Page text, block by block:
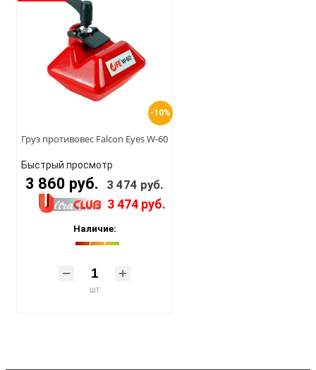
-10%
Груз противовес Falcon Eyes W-60
Быстрый просмотр
3 860 руб. 3 474 руб.
3 474 руб.
Наличие:
шт